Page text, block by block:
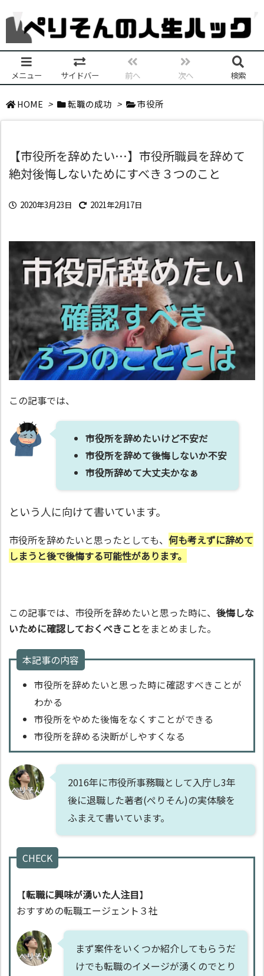
メニュー サイドバー 前へ 次へ 検索
HOME > 転職の成功 > 市役所
【市役所を辞めたい…】市役所職員を辞めて
絶対後悔しないためにすべき３つのこと
2020年3月23日 2021年2月17日
この記事では、
市役所を辞めたいけど不安だ
市役所を辞めて後悔しないか不安
市役所辞めて大丈夫かなぁ
という人に向けて書いています。
市役所を辞めたいと思ったとしても、 何も考えずに辞めて
しまうと後で後悔する可能性があります。
この記事では、市役所を辞めたいと思った時に、 後悔しな
いために確認しておくべきことをまとめました。
本記事の内容
市役所を辞めたいと思った時に確認すべきことが
わかる
市役所をやめた後悔をなくすことができる
市役所を辞める決断がしやすくなる
2016年に市役所事務職として入庁し3年
後に退職した著者(ぺりそん)の実体験を
ふまえて書いています。
CHECK
【転職に興味が湧いた人注目】
おすすめの転職エージェント３社
まず案件をいくつか紹介してもらうだ
けでも転職のイメージが湧くのでとり